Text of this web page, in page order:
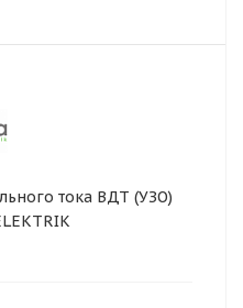
тока ВДТ (УЗО)